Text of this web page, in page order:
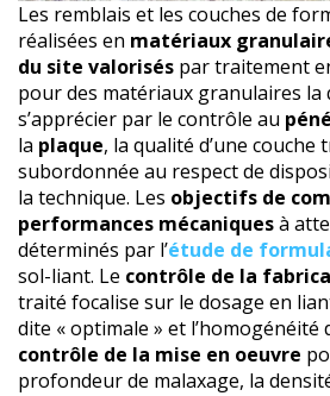
Les remblais et les couches de
réalisées en matériaux
du site valorisés par traitement
pour des matériaux granulaires la
s’apprécier par le contrôle au
la plaque, la qualité d’une couche
subordonnée au respect de
la technique. Les objectifs de
performances mécaniquesà
déterminés par l’étude de
sol-liant. Le contrôle de la
traité focalise sur le dosage en
dite « optimale » et l’homogénéité
contrôle de la mise en oeuvre
profondeur de malaxage, la